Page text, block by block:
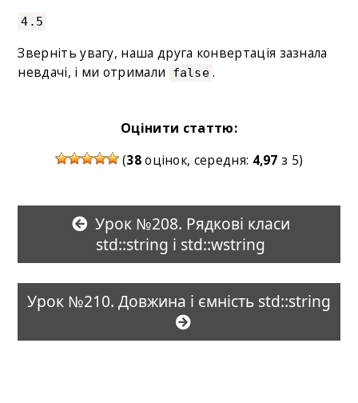
4.5
Зверніть увагу, наша друга конвертація зазнала
невдачі, і ми отримали
false .
Оцінити статтю:
(38оцінок, середня: 4,97 з 5)
Урок №208. Рядкові класи
std::string і std::wstring
Урок №210. Довжина і ємність std::string